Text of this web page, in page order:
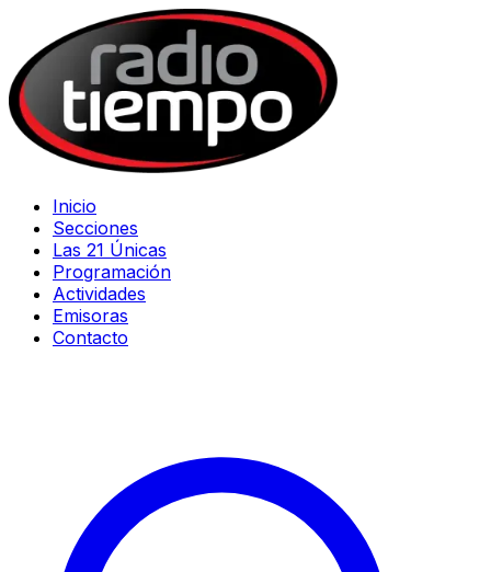
Inicio
Secciones
Las 21 Únicas
Programación
Actividades
Emisoras
Contacto